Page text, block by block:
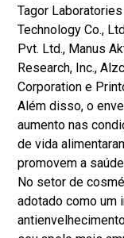
Tagor
Technology Co.,
Pvt. Ltd., Manus
Research, Inc.,
Corporation e
Além disso, o
aumento nas
de vida
promovem a
No setor de
adotado como um